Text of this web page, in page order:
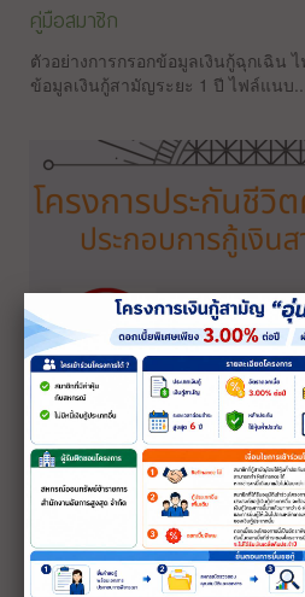
คู่มือสมาชิก
ตัวอย่างการกรอกข้อมูลเงินกู้ฉุกเฉิน
ข้อมูลเงินกู้สามัญระยะ 1 ปี ไฟล์แนบ...
โครงการประกันชีวิตคุ้มครองสินเชื่
ข้อมูลและเบอร์โทรศัพท์บริษัทรับทำ
เอกสารได้ตามลิงค์ด้านล่าง 1.บริษัท เ